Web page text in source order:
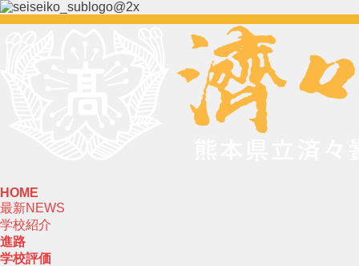
HOME
最新NEWS
学校紹介
進路
学校評価